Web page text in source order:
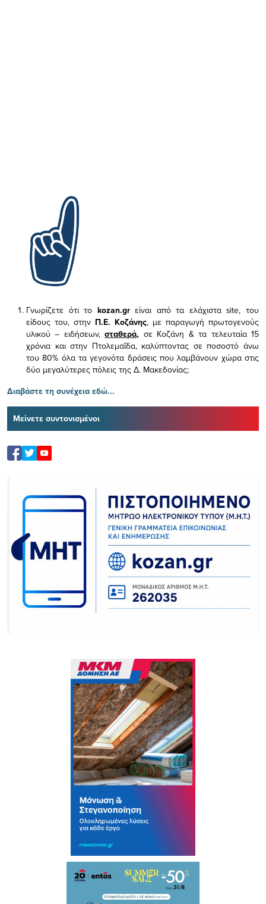
Γνωρίζετε ότι το kozan.gr είναι από τα ελάχισταsite, του
είδους του, στην Π.Ε. Κοζάνης, με παραγωγή πρωτογενούς
υλικού – ειδήσεων,σταθερά, σε Κοζάνη & τα τελευταία 15
χρόνια και στην Πτολεμαΐδα, καλύπτοντας σε ποσοστό άνω
του 80% όλα τα γεγονότα δράσεις που λαμβάνουν χώρα στις
δύο μεγαλύτερες πόλεις της Δ. Μακεδονίας;
Διαβάστε τη συνέχεια εδώ...
Μείνετε συντονισμένοι